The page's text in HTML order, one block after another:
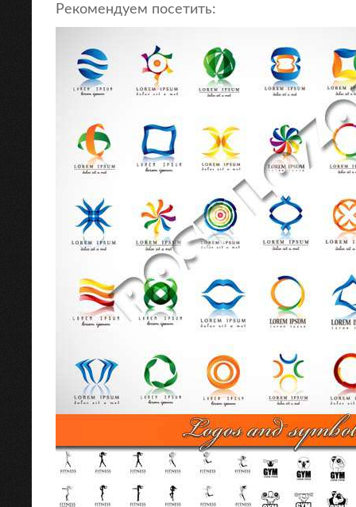
Рекомендуем посетить: